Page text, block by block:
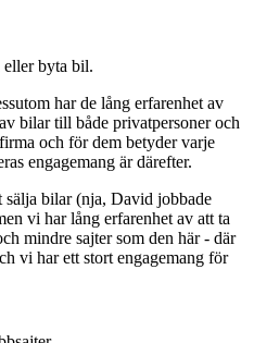
eller byta bil.
har de lång erfarenhet av
bilar till både privatpersoner och
och för dem betyder varje
engagemang är därefter.
sälja bilar (nja, David jobbade
vi har lång erfarenhet av att ta
mindre sajter som den här - där
vi har ett stort engagemang för